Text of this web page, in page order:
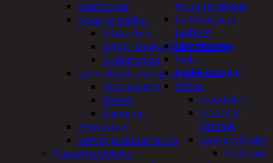
muut tarvikkeet
Lumiharjat ja
peitteet
Lämmittimet
Peilit
Pyyhkijänsulat
Sähkö
Invertterit
Johdot ja
liittimet
Lisä ja työvalot
Polttimot
Kateharsot
Kukat ja ruukut
Altakastelu
Ketjut, koukut ja kiinnikkeet
Kukkaruukut
Lannoitteet, myrkyt ja siemenet
Lisäravinteet
Myrkyt
Siemenet
Pensastuet
Verkot ja reunanauha
Puutarhatyökalut